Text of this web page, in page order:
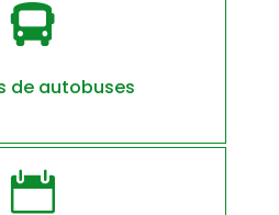

de autobuses
